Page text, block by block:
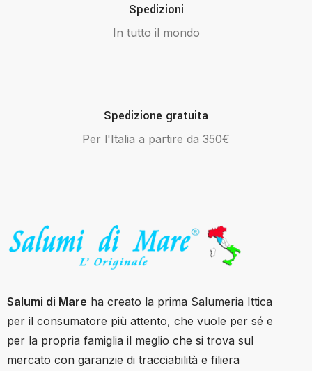
Spedizioni
In tutto il mondo
Spedizione gratuita
Per l'Italia a partire da 350€
Salumi di Mare ha creato la prima Salumeria Ittica
per il consumatore più attento, che vuole per sé e
per la propria famiglia il meglio che si trova sul
mercato con garanzie di tracciabilità e filiera